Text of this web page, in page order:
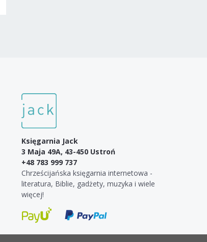
Księgarnia Jack
3 Maja 49A, 43-450 Ustroń
+48 783 999 737
Chrześcijańska księgarnia internetowa -
literatura, Biblie, gadżety, muzyka i wiele
więcej!